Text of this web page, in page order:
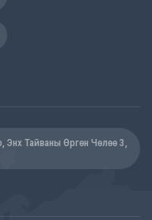
Энх Тайваны Өргөн Чөлөө 3,